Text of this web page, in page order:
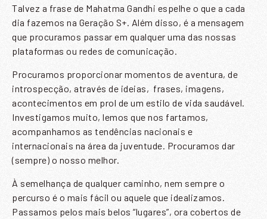
Talvez a frase de Mahatma Gandhi espelhe o que a cada
dia fazemos na Geração S+. Além disso, é a mensagem
que procuramos passar em qualquer uma das nossas
plataformas ou redes de comunicação.
Procuramos proporcionar momentos de aventura, de
introspecção, através de ideias, frases, imagens,
acontecimentos em prol de um estilo de vida saudável.
Investigamos muito, lemos que nos fartamos,
acompanhamos as tendências nacionais e
internacionais na área da juventude. Procuramos dar
(sempre) o nosso melhor.
À semelhança de qualquer caminho, nem sempre o
percurso é o mais fácil ou aquele que idealizamos.
Passamos pelos mais belos “lugares”, ora cobertos de